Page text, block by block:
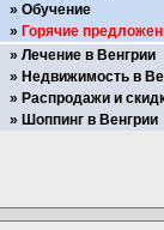
Обучение
Горячие
Лечение в Венгрии
Недвижимость в
Распродажи и
Шоппинг в Венгрии